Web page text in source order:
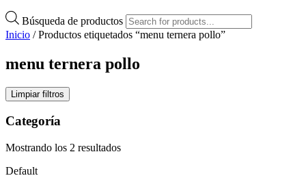
Búsqueda de productos
Inicio / Productos etiquetados “menu ternera pollo”
menu ternera pollo
Limpiar filtros
Categoría
Mostrando los 2 resultados
Default